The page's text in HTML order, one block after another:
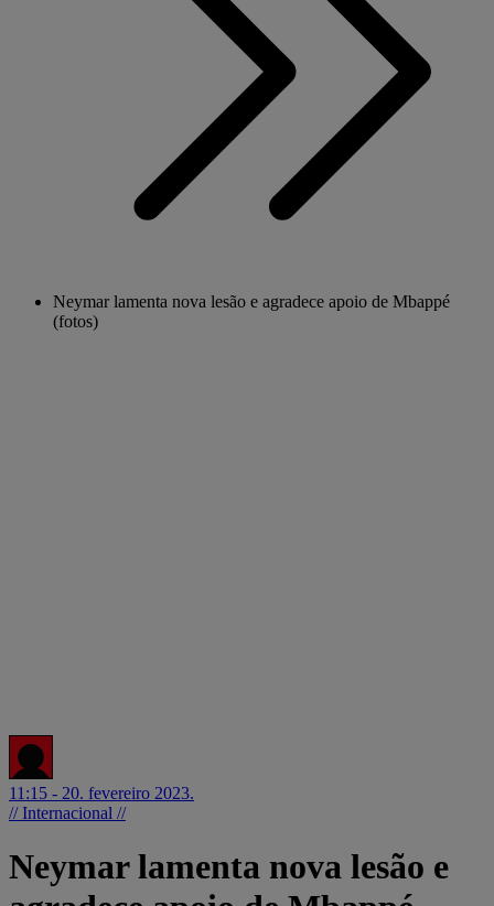
Neymar lamenta nova lesão e agradece apoio de Mbappé
(fotos)
11:15 - 20. fevereiro 2023.
// Internacional //
Neymar lamenta nova lesão e